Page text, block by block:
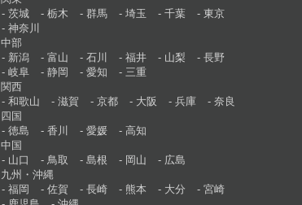
茨城
栃木 群馬 埼玉 千葉
東京
神奈川
中部
新潟
富山 石川 福井 山梨
長野
岐阜
静岡 愛知
三重
関西
和歌山
滋賀 京都 大阪 兵庫
奈良
四国
徳島
香川 愛媛
高知
中国
山口
鳥取 島根 岡山
広島
九州・沖縄
福岡
佐賀 長崎 熊本 大分
宮崎